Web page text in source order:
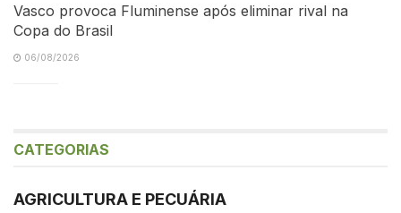
Vasco provoca Fluminense após eliminar rival na
Copa do Brasil
06/08/2026
CATEGORIAS
AGRICULTURA E PECUÁRIA